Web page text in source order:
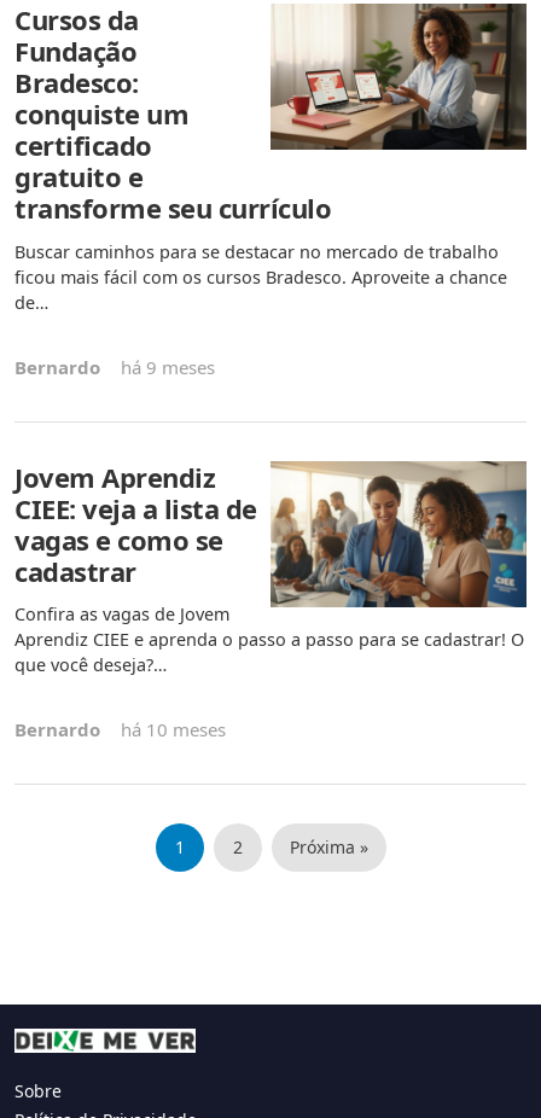
Cursos da
Fundação
Bradesco:
conquiste um
certificado
gratuito e
transforme seu currículo
Buscar caminhos para se destacar no mercado de trabalho
ficou mais fácil com os cursos Bradesco. Aproveite a chance
de…
Bernardo há 9 meses
Jovem Aprendiz
CIEE: veja a lista de
vagas e como se
cadastrar
Confira as vagas de Jovem
Aprendiz CIEE e aprenda o passo a passo para se cadastrar! O
que você deseja?…
Bernardo há 10 meses
Paginação
1 2 Próxima »
Sobre